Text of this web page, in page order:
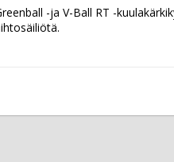
-ja V-Ball RT -